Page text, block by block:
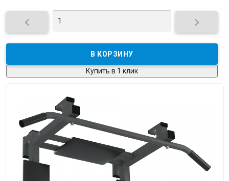
 
Купить в 1 клик